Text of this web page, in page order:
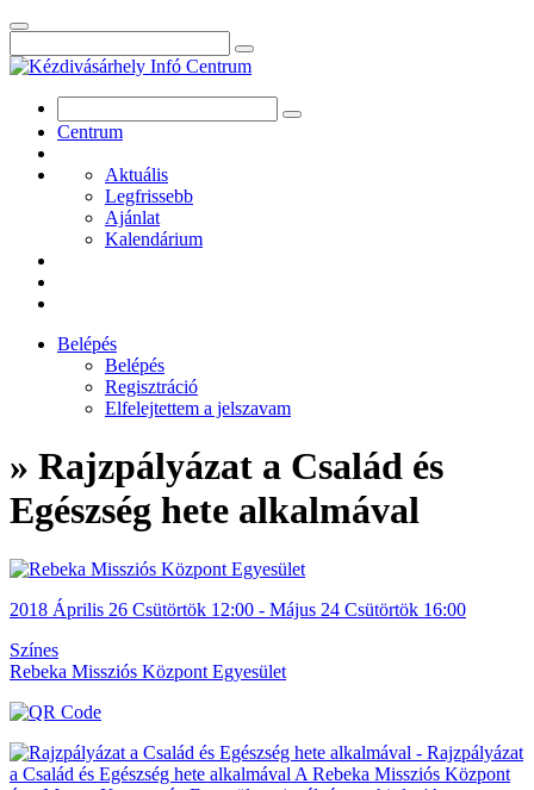
Centrum
Aktuális
Legfrissebb
Ajánlat
Kalendárium
Belépés
Belépés
Regisztráció
Elfelejtettem a jelszavam
» Rajzpályázat a Család és
Egészség hete alkalmával
2018 Április 26 Csütörtök 12:00 - Május 24 Csütörtök 16:00
Színes
Rebeka Missziós Központ Egyesület